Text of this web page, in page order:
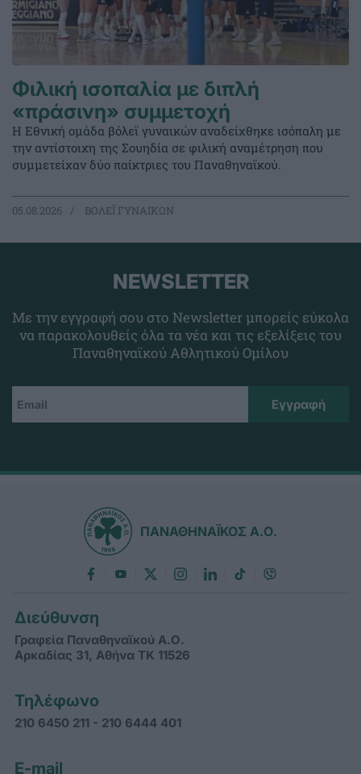
Φιλική ισοπαλία με διπλή
«πράσινη» συμμετοχή
Η Εθνική ομάδα βόλεϊ γυναικών αναδείχθηκε ισόπαλη με
την αντίστοιχη της Σουηδία σε φιλική αναμέτρηση που
συμμετείχαν δύο παίκτριες του Παναθηναϊκού.
05.08.2026 ΒΟΛΕΪ ΓΥΝΑΙΚΩΝ
NEWSLETTER
Με την εγγραφή σου στο Newsletter μπορείς εύκολα
να παρακολουθείς όλα τα νέα και τις εξελίξεις του
Παναθηναϊκού Αθλητικού Ομίλου
ΠΑΝΑΘΗΝΑΪΚΟΣ Α.Ο.
Διεύθυνση
Γραφεία Παναθηναϊκού Α.Ο.
Αρκαδίας 31, Αθήνα ΤΚ 11526
Τηλέφωνο
210 6450 211 - 210 6444 401
E-mail